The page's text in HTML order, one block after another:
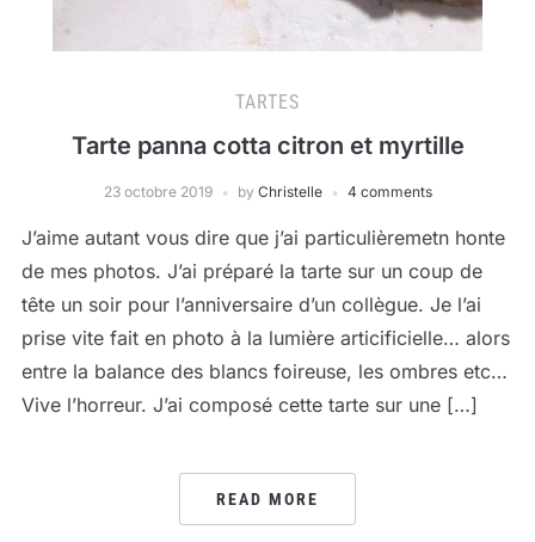
TARTES
Tarte panna cotta citron et myrtille
23 octobre 2019 by Christelle 4 comments
J’aime autant vous dire que j’ai particulièremetn honte
de mes photos. J’ai préparé la tarte sur un coup de
tête un soir pour l’anniversaire d’un collègue. Je l’ai
prise vite fait en photo à la lumière articificielle… alors
entre la balance des blancs foireuse, les ombres etc…
Vive l’horreur. J’ai composé cette tarte sur une […]
READ MORE